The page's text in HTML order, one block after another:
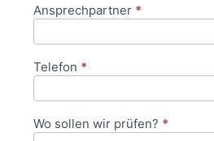
Ansprechpartner *
Telefon *
Wo sollen wir prüfen? *